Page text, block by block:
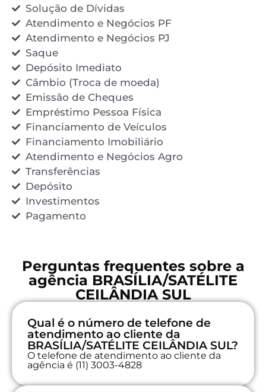
Solução de Dívidas
Atendimento e Negócios PF
Atendimento e Negócios PJ
Saque
Depósito Imediato
Câmbio (Troca de moeda)
Emissão de Cheques
Empréstimo Pessoa Física
Financiamento de Veículos
Financiamento Imobiliário
Atendimento e Negócios Agro
Transferências
Depósito
Investimentos
Pagamento
Perguntas frequentes sobre a
agência BRASÍLIA/SATÉLITE
CEILÂNDIA SUL
Qual é o número de telefone de
atendimento ao cliente da
BRASÍLIA/SATÉLITE CEILÂNDIA SUL?
O telefone de atendimento ao cliente da
agência é (11) 3003-4828